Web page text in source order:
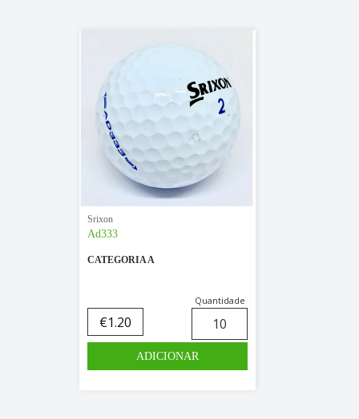
Srixon
Ad333
CATEGORIA A
€1.20
Quantidade